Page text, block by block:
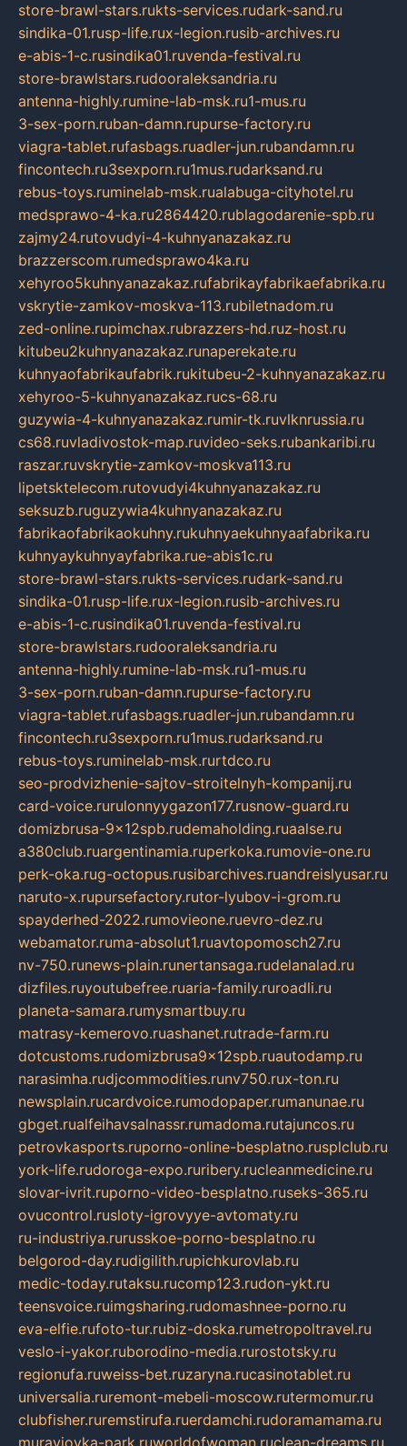
store-brawl-stars.rukts-services.rudark-sand.ru
sindika-01.rusp-life.rux-legion.rusib-archives.ru
e-abis-1-c.rusindika01.ruvenda-festival.ru
store-brawlstars.rudooraleksandria.ru
antenna-highly.rumine-lab-msk.ru1-mus.ru
3-sex-porn.ruban-damn.rupurse-factory.ru
viagra-tablet.rufasbags.ruadler-jun.rubandamn.ru
fincontech.ru3sexporn.ru1mus.rudarksand.ru
rebus-toys.ruminelab-msk.rualabuga-cityhotel.ru
medsprawo-4-ka.ru2864420.rublagodarenie-spb.ru
zajmy24.rutovudyi-4-kuhnyanazakaz.ru
brazzerscom.rumedsprawo4ka.ru
xehyroo5kuhnyanazakaz.rufabrikayfabrikaefabrika.ru
vskrytie-zamkov-moskva-113.rubiletnadom.ru
zed-online.rupimchax.rubrazzers-hd.ruz-host.ru
kitubeu2kuhnyanazakaz.runaperekate.ru
kuhnyaofabrikaufabrik.rukitubeu-2-kuhnyanazakaz.ru
xehyroo-5-kuhnyanazakaz.rucs-68.ru
guzywia-4-kuhnyanazakaz.rumir-tk.ruvlknrussia.ru
cs68.ruvladivostok-map.ruvideo-seks.rubankaribi.ru
raszar.ruvskrytie-zamkov-moskva113.ru
lipetsktelecom.rutovudyi4kuhnyanazakaz.ru
seksuzb.ruguzywia4kuhnyanazakaz.ru
fabrikaofabrikaokuhny.rukuhnyaekuhnyaafabrika.ru
kuhnyaykuhnyayfabrika.rue-abis1c.ru
store-brawl-stars.rukts-services.rudark-sand.ru
sindika-01.rusp-life.rux-legion.rusib-archives.ru
e-abis-1-c.rusindika01.ruvenda-festival.ru
store-brawlstars.rudooraleksandria.ru
antenna-highly.rumine-lab-msk.ru1-mus.ru
3-sex-porn.ruban-damn.rupurse-factory.ru
viagra-tablet.rufasbags.ruadler-jun.rubandamn.ru
fincontech.ru3sexporn.ru1mus.rudarksand.ru
rebus-toys.ruminelab-msk.rurtdco.ru
seo-prodvizhenie-sajtov-stroitelnyh-kompanij.ru
card-voice.rurulonnyygazon177.rusnow-guard.ru
domizbrusa-9x12spb.rudemaholding.ruaalse.ru
a380club.ruargentinamia.ruperkoka.rumovie-one.ru
perk-oka.rug-octopus.rusibarchives.ruandreislyusar.ru
naruto-x.rupursefactory.rutor-lyubov-i-grom.ru
spayderhed-2022.rumovieone.ruevro-dez.ru
webamator.ruma-absolut1.ruavtopomosch27.ru
nv-750.runews-plain.runertansaga.rudelanalad.ru
dizfiles.ruyoutubefree.ruaria-family.ruroadli.ru
planeta-samara.rumysmartbuy.ru
matrasy-kemerovo.ruashanet.rutrade-farm.ru
dotcustoms.rudomizbrusa9x12spb.ruautodamp.ru
narasimha.rudjcommodities.runv750.rux-ton.ru
newsplain.rucardvoice.rumodopaper.rumanunae.ru
gbget.rualfeihavsalnassr.rumadoma.rutajuncos.ru
petrovkasports.ruporno-online-besplatno.rusplclub.ru
york-life.rudoroga-expo.ruribery.rucleanmedicine.ru
slovar-ivrit.ruporno-video-besplatno.ruseks-365.ru
ovucontrol.rusloty-igrovyye-avtomaty.ru
ru-industriya.rurusskoe-porno-besplatno.ru
belgorod-day.rudigilith.rupichkurovlab.ru
medic-today.rutaksu.rucomp123.rudon-ykt.ru
teensvoice.ruimgsharing.rudomashnee-porno.ru
eva-elfie.rufoto-tur.rubiz-doska.rumetropoltravel.ru
veslo-i-yakor.ruborodino-media.rurostotsky.ru
regionufa.ruweiss-bet.ruzaryna.rucasinotablet.ru
universalia.ruremont-mebeli-moscow.rutermomur.ru
clubfisher.ruremstirufa.ruerdamchi.rudoramamama.ru